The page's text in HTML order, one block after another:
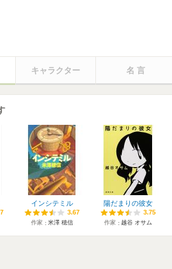
キャラクター 名言
インシテミル
3.67
3.67
作家 米澤 穂信
陽だまりの彼女
3.75
3.75
作家 越谷 オサム